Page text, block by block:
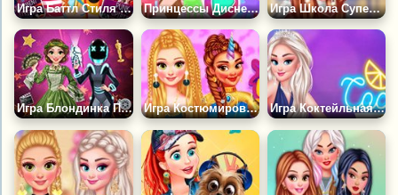
Игра Баттл Стиля Принцесс Диснея Принцессы Диснея: Фестиваль Красок Игра Школа Супергероев
Игра Блондинка Принцесса Приключение Кинозвезды Игра Костюмированная Вечеринка Принцесс Игра Коктейльная Вечеринка Принцесс